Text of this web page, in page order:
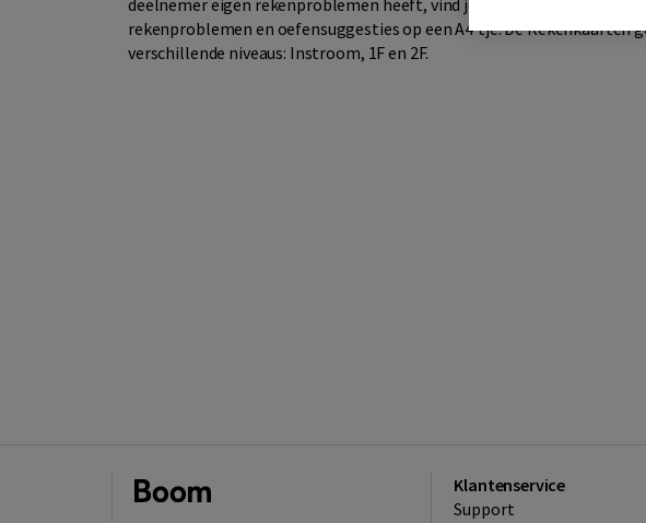
deelnemer eigen rekenproblemen heeft, vind je in de Basishulp extra
rekenproblemen en oefensuggesties op een A4’tje. De Rekenkaarten
verschillende niveaus: Instroom, 1F en 2F.
Klantenservice
Support